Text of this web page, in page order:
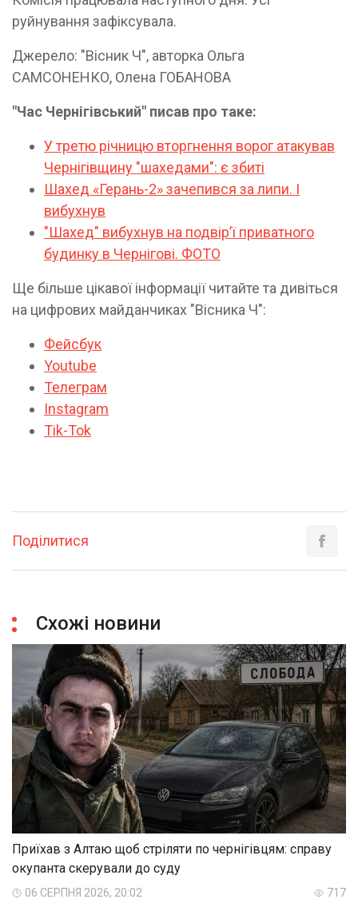
руйнування зафіксувала.
Джерело: "Вісник Ч", авторка Ольга
САМСОНЕНКО, Олена ГОБАНОВА
"Час Чернігівський" писав про таке:
У третю річницю вторгнення ворог атакував
Чернігівщину "шахедами": є збиті
Шахед «Герань-2» зачепився за липи. І
вибухнув
"Шахед" вибухнув на подвірʼї приватного
будинку в Чернігові. ФОТО
Ще більше цікавої інформації читайте та дивіться
на цифрових майданчиках "Вісника Ч":
Фейсбук
Youtube
Телеграм
Instagram
Tik-Tok
Поділитися
Схожі новини
Приїхав з Алтаю щоб стріляти по чернігівцям: справу
окупанта скерували до суду
06 СЕРПНЯ 2026, 20:02 717